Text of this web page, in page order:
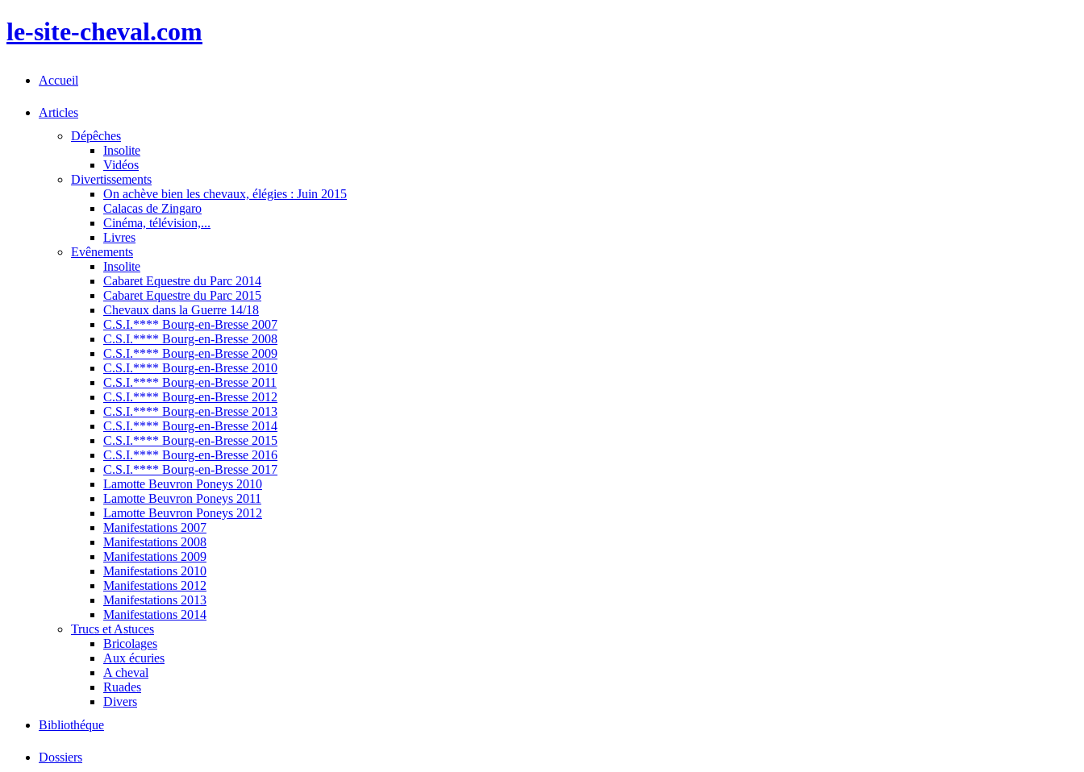
le-site-cheval.com
Accueil
Articles
Dépêches
Insolite
Vidéos
Divertissements
On achève bien les chevaux, élégies : Juin 2015
Calacas de Zingaro
Cinéma, télévision,...
Livres
Evênements
Insolite
Cabaret Equestre du Parc 2014
Cabaret Equestre du Parc 2015
Chevaux dans la Guerre 14/18
C.S.I.**** Bourg-en-Bresse 2007
C.S.I.**** Bourg-en-Bresse 2008
C.S.I.**** Bourg-en-Bresse 2009
C.S.I.**** Bourg-en-Bresse 2010
C.S.I.**** Bourg-en-Bresse 2011
C.S.I.**** Bourg-en-Bresse 2012
C.S.I.**** Bourg-en-Bresse 2013
C.S.I.**** Bourg-en-Bresse 2014
C.S.I.**** Bourg-en-Bresse 2015
C.S.I.**** Bourg-en-Bresse 2016
C.S.I.**** Bourg-en-Bresse 2017
Lamotte Beuvron Poneys 2010
Lamotte Beuvron Poneys 2011
Lamotte Beuvron Poneys 2012
Manifestations 2007
Manifestations 2008
Manifestations 2009
Manifestations 2010
Manifestations 2012
Manifestations 2013
Manifestations 2014
Trucs et Astuces
Bricolages
Aux écuries
A cheval
Ruades
Divers
Bibliothéque
Dossiers